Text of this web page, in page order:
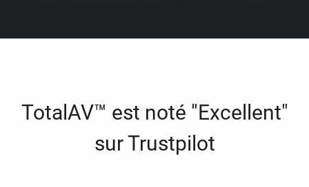
TotalAV™ est noté "Excellent"
sur Trustpilot